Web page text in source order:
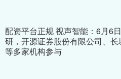
配资平台正规 视声智能：6月6
研，开源证券股份有限公司、长
等多家机构参与